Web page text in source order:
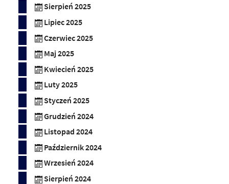
Sierpień 2025
Lipiec 2025
Czerwiec 2025
Maj 2025
Kwiecień 2025
Luty 2025
Styczeń 2025
Grudzień 2024
Listopad 2024
Październik 2024
Wrzesień 2024
Sierpień 2024